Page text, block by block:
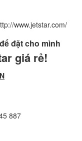
www.jetstar.com/
để đặt cho mình
giá rẻ!
887